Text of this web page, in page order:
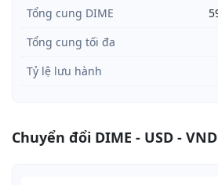
Tổng cung DIME
Tổng cung tối đa
Tỷ lệ lưu hành
Chuyển đổi DIME - USD - VND